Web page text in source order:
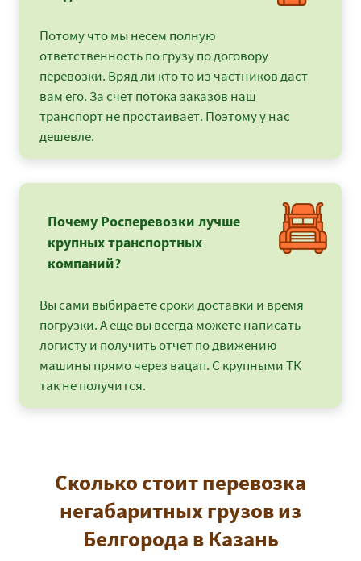
Потому что мы несем полную
ответственность по грузу по договору
перевозки. Вряд ли кто то из частников даст
вам его. За счет потока заказов наш
транспорт не простаивает. Поэтому у нас
дешевле.
Почему Росперевозки лучше
крупных транспортных
компаний?
Вы сами выбираете сроки доставки и время
погрузки. А еще вы всегда можете написать
логисту и получить отчет по движению
машины прямо через вацап. С крупными ТК
так не получится.
Сколько стоит перевозка
негабаритных грузов из
Белгорода в Казань